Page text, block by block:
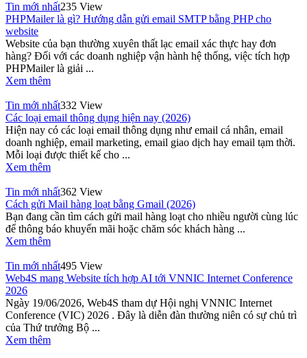
Tin mới nhất235 View
PHPMailer là gì? Hướng dẫn gửi email SMTP bằng PHP cho
website
Website của bạn thường xuyên thất lạc email xác thực hay đơn
hàng? Đối với các doanh nghiệp vận hành hệ thống, việc tích hợp
PHPMailer là giải ...
Xem thêm
Tin mới nhất332 View
Các loại email thông dụng hiện nay (2026)
Hiện nay có các loại email thông dụng như email cá nhân, email
doanh nghiệp, email marketing, email giao dịch hay email tạm thời.
Mỗi loại được thiết kế cho ...
Xem thêm
Tin mới nhất362 View
Cách gửi Mail hàng loạt bằng Gmail (2026)
Bạn đang cần tìm cách gửi mail hàng loạt cho nhiều người cùng lúc
để thông báo khuyến mãi hoặc chăm sóc khách hàng ...
Xem thêm
Tin mới nhất495 View
Web4S mang Website tích hợp AI tới VNNIC Internet Conference
2026
Ngày 19/06/2026, Web4S tham dự Hội nghị VNNIC Internet
Conference (VIC) 2026 . Đây là diễn đàn thường niên có sự chủ trì
của Thứ trưởng Bộ ...
Xem thêm